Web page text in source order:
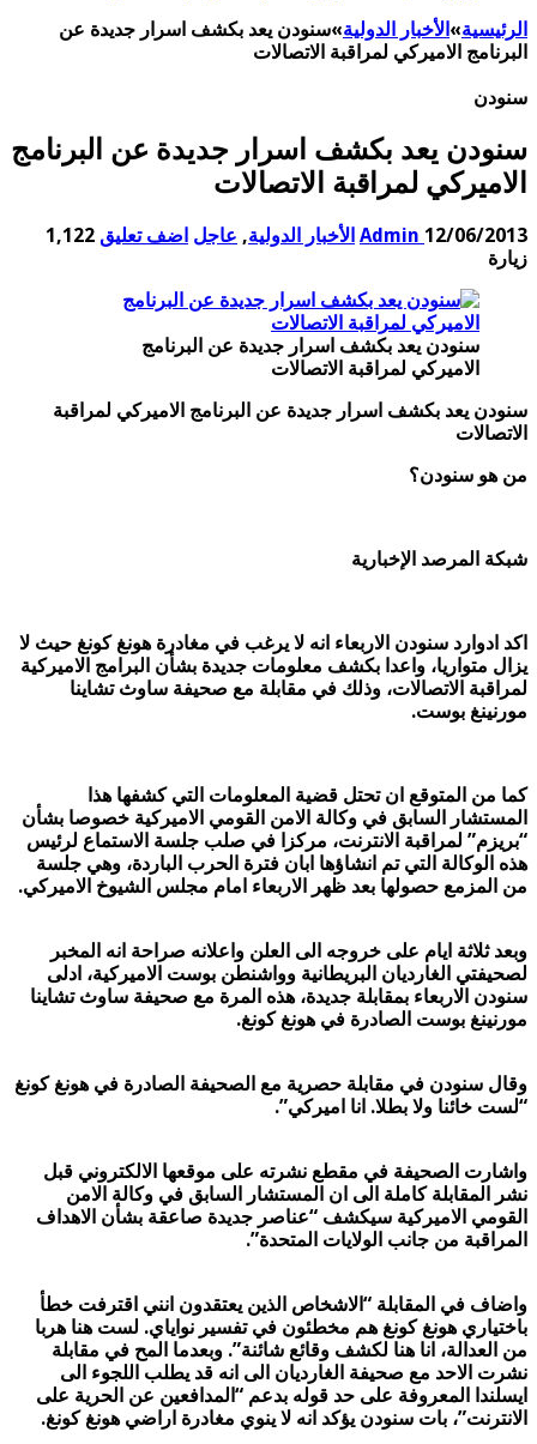
الرئيسية»الأخبار الدولية»سنودن يعد بكشف اسرار جديدة عن
البرنامج الاميركي لمراقبة الاتصالات
سنودن
سنودن يعد بكشف اسرار جديدة عن البرنامج
الاميركي لمراقبة الاتصالات
Admin 12/06/2013 الأخبار الدولية, عاجل اضف تعليق 1,122
زيارة
سنودن يعد بكشف اسرار جديدة عن البرنامج
الاميركي لمراقبة الاتصالات
سنودن يعد بكشف اسرار جديدة عن البرنامج الاميركي لمراقبة
الاتصالات
من هو سنودن؟
شبكة المرصد الإخبارية
اكد ادوارد سنودن الاربعاء انه لا يرغب في مغادرة هونغ كونغ حيث لا
يزال متواريا، واعدا بكشف معلومات جديدة بشأن البرامج الاميركية
لمراقبة الاتصالات، وذلك في مقابلة مع صحيفة ساوث تشاينا
مورنينغ بوست.
كما من المتوقع ان تحتل قضية المعلومات التي كشفها هذا
المستشار السابق في وكالة الامن القومي الاميركية خصوصا بشأن
“بريزم” لمراقبة الانترنت، مركزا في صلب جلسة الاستماع لرئيس
هذه الوكالة التي تم انشاؤها ابان فترة الحرب الباردة، وهي جلسة
من المزمع حصولها بعد ظهر الاربعاء امام مجلس الشيوخ الاميركي.
وبعد ثلاثة ايام على خروجه الى العلن واعلانه صراحة انه المخبر
لصحيفتي الغارديان البريطانية وواشنطن بوست الاميركية، ادلى
سنودن الاربعاء بمقابلة جديدة، هذه المرة مع صحيفة ساوث تشاينا
مورنينغ بوست الصادرة في هونغ كونغ.
وقال سنودن في مقابلة حصرية مع الصحيفة الصادرة في هونغ كونغ
“لست خائنا ولا بطلا. انا اميركي”.
واشارت الصحيفة في مقطع نشرته على موقعها الالكتروني قبل
نشر المقابلة كاملة الى ان المستشار السابق في وكالة الامن
القومي الاميركية سيكشف “عناصر جديدة صاعقة بشأن الاهداف
المراقبة من جانب الولايات المتحدة”.
واضاف في المقابلة “الاشخاص الذين يعتقدون انني اقترفت خطأ
باختياري هونغ كونغ هم مخطئون في تفسير نواياي. لست هنا هربا
من العدالة، انا هنا لكشف وقائع شائنة”. وبعدما المح في مقابلة
نشرت الاحد مع صحيفة الغارديان الى انه قد يطلب اللجوء الى
ايسلندا المعروفة على حد قوله بدعم “المدافعين عن الحرية على
الانترنت”، بات سنودن يؤكد انه لا ينوي مغادرة اراضي هونغ كونغ.